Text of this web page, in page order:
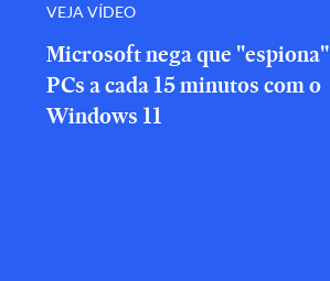
VEJA VÍDEO
Microsoft nega que "espiona"
PCs a cada 15 minutos com o
Windows 11